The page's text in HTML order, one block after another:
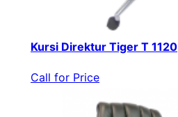
Kursi Direktur Tiger T 1120
Call for Price